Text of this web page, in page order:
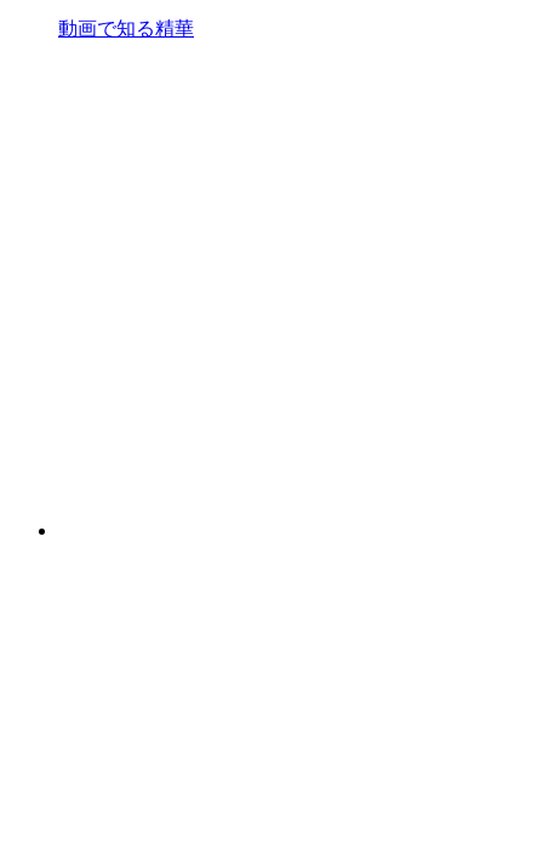
動画で知る精華